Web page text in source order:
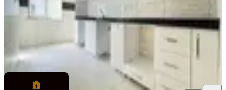
ANT GÜVEN EMLAKBatuhan çetin
Ara